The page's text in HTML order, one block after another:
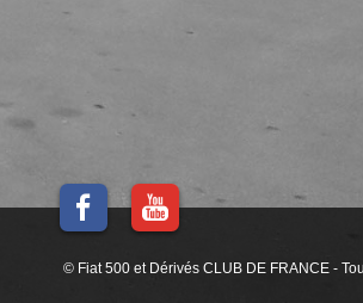
© Fiat 500 et Dérivés CLUB DE FRANCE -